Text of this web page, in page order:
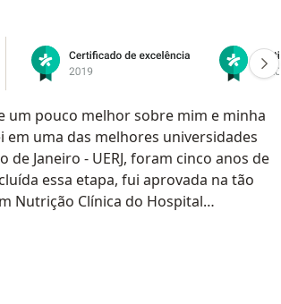
um pouco melhor sobre mim e minha
uma das melhores universidades
Janeiro - UERJ, foram cinco anos de
essa etapa, fui aprovada na tão
Nutrição Clínica do Hospital
concurso público. A Residência,
Serviço, me proporcionou ter
mais altamente qualificados
se a isso e, ainda de maior valor, tive